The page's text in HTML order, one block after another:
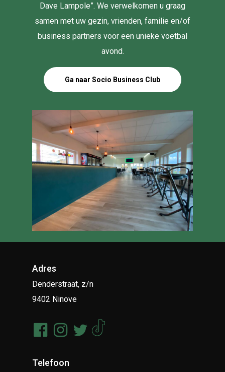
Dave Lampole”. We verwelkomen u graag
samen met uw gezin, vrienden, familie en/of
business partners voor een unieke voetbal
avond.
Ga naar Socio Business Club
Adres
Denderstraat, z/n
9402 Ninove
Telefoon